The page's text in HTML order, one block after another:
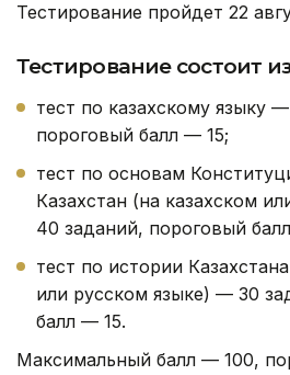
Тестирование пройдет 22
Тестирование состоит
тест по казахскому языку
пороговый балл — 15;
тест по основам
Казахстан (на казахском
40 заданий, пороговый
тест по истории
или русском языке) — 30
балл — 15.
Максимальный балл — 100,